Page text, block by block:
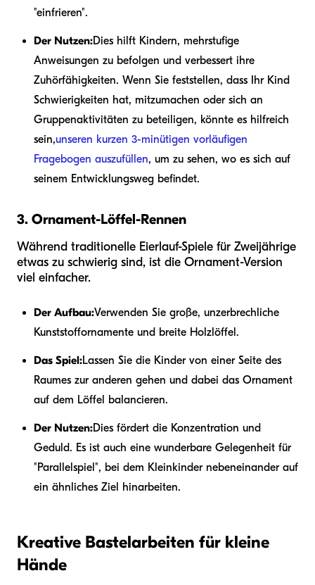
"einfrieren".
Der Nutzen:Dies hilft Kindern, mehrstufige
Anweisungen zu befolgen und verbessert ihre
Zuhörfähigkeiten. Wenn Sie feststellen, dass Ihr Kind
Schwierigkeiten hat, mitzumachen oder sich an
Gruppenaktivitäten zu beteiligen, könnte es hilfreich
sein,unseren kurzen 3-minütigen vorläufigen
Fragebogen auszufüllen, um zu sehen, wo es sich auf
seinem Entwicklungsweg befindet.
3. Ornament-Löffel-Rennen
Während traditionelle Eierlauf-Spiele für Zweijährige
etwas zu schwierig sind, ist die Ornament-Version
viel einfacher.
Der Aufbau:Verwenden Sie große, unzerbrechliche
Kunststoffornamente und breite Holzlöffel.
Das Spiel:Lassen Sie die Kinder von einer Seite des
Raumes zur anderen gehen und dabei das Ornament
auf dem Löffel balancieren.
Der Nutzen:Dies fördert die Konzentration und
Geduld. Es ist auch eine wunderbare Gelegenheit für
"Parallelspiel", bei dem Kleinkinder nebeneinander auf
ein ähnliches Ziel hinarbeiten.
Kreative Bastelarbeiten für kleine
Hände